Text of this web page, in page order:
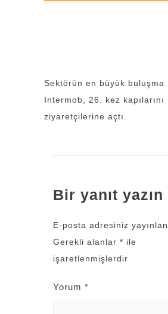
Sektörün en büyük buluşma
Intermob, 26. kez kapılarını
ziyaretçilerine açtı.
Bir yanıt yazın
E-posta adresiniz
Gerekli alanlar * ile
işaretlenmişlerdir
Yorum *